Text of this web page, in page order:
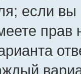
если
прав